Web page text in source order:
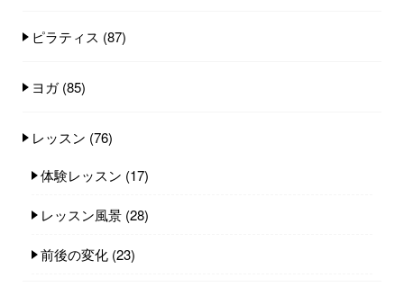
ピラティス (87)
ヨガ(85)
レッスン (76)
体験レッスン (17)
レッスン風景 (28)
前後の変化 (23)